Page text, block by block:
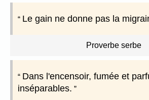
Le gain ne donne pas la
Proverbe serbe
Dans l'encensoir, fumée et
inséparables.